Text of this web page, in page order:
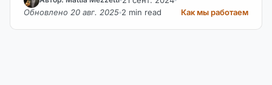
Обновлено 20 авг. 2025 2 min read Как мы работаем